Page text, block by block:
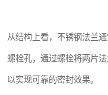
从结构上看，不锈钢法兰
螺栓孔，通过螺栓将两片
以实现可靠的密封效果。